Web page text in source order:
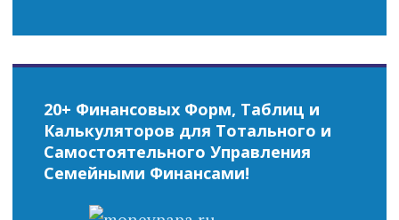
20+ Финансовых Форм, Таблиц и
Калькуляторов для Тотального и
Самостоятельного Управления
Семейными Финансами!